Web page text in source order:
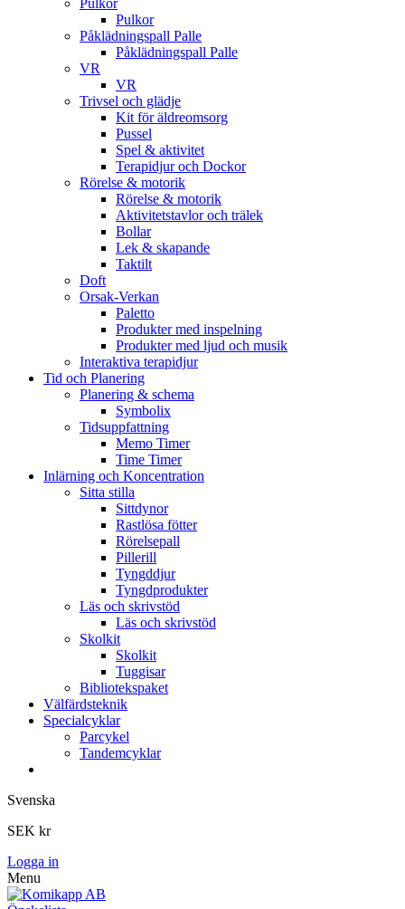
Pulkor
Påklädningspall Palle
Påklädningspall Palle
VR
VR
Trivsel och glädje
Kit för äldreomsorg
Pussel
Spel & aktivitet
Terapidjur och Dockor
Rörelse & motorik
Rörelse & motorik
Aktivitetstavlor och trälek
Bollar
Lek & skapande
Taktilt
Doft
Orsak-Verkan
Paletto
Produkter med inspelning
Produkter med ljud och musik
Interaktiva terapidjur
Tid och Planering
Planering & schema
Symbolix
Tidsuppfattning
Memo Timer
Time Timer
Inlärning och Koncentration
Sitta stilla
Sittdynor
Rastlösa fötter
Rörelsepall
Pillerill
Tyngddjur
Tyngdprodukter
Läs och skrivstöd
Läs och skrivstöd
Skolkit
Skolkit
Tuggisar
Bibliotekspaket
Välfärdsteknik
Specialcyklar
Parcykel
Tandemcyklar
Svenska
SEK kr
Logga in
Menu